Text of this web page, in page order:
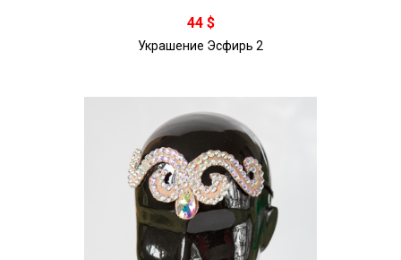
В корзину
44 $
Украшение Эсфирь 2